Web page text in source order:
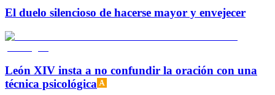
El duelo silencioso de hacerse mayor y envejecer
León XIV insta a no confundir la oración con una
técnica psicológica